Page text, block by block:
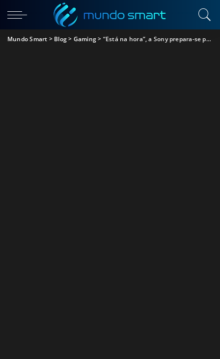
Mundo Smart > Blog> Gaming> “Está na hora”, a Sony prepara-se para apresentar a Playstation 5